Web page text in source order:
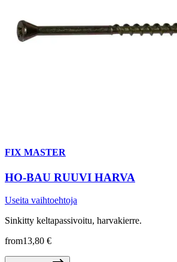
FIX MASTER
HO-BAU RUUVI HARVA
Useita vaihtoehtoja
Sinkitty keltapassivoitu, harvakierre.
from13,80 €